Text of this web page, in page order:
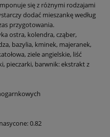
się z różnymi rodzajami
dodać mieszankę według
przygotowania.
ostra, kolendra, cząber,
bazylia, kminek, majeranek,
ziele angielskie, liść
pieczarki, barwnik: ekstrakt z
0.82